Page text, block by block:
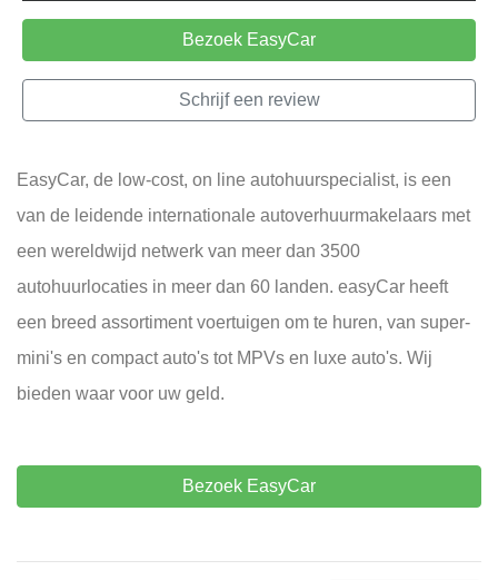
Bezoek EasyCar
Schrijf een review
EasyCar, de low-cost, on line autohuurspecialist, is een
van de leidende internationale autoverhuurmakelaars met
een wereldwijd netwerk van meer dan 3500
autohuurlocaties in meer dan 60 landen. easyCar heeft
een breed assortiment voertuigen om te huren, van super-
mini's en compact auto's tot MPVs en luxe auto's. Wij
bieden waar voor uw geld.
Bezoek EasyCar